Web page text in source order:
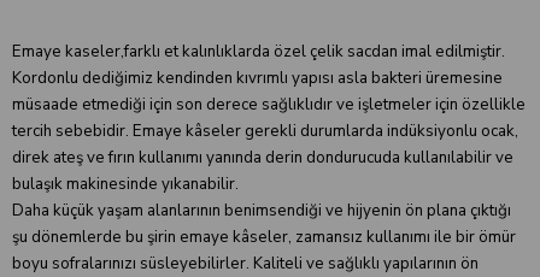
Emaye kaseler,farklı et kalınlıklarda özel çelik sacdan imal edilmiştir.
Kordonlu dediğimiz kendinden kıvrımlı yapısı asla bakteri üremesine
müsaade etmediği için son derece sağlıklıdır ve işletmeler için özellikle
tercih sebebidir. Emaye kâseler gerekli durumlarda indüksiyonlu ocak,
direk ateş ve fırın kullanımı yanında derin dondurucuda kullanılabilir ve
bulaşık makinesinde yıkanabilir.
Daha küçük yaşam alanlarının benimsendiği ve hijyenin ön plana çıktığı
şu dönemlerde bu şirin emaye kâseler, zamansız kullanımı ile bir ömür
boyu sofralarınızı süsleyebilirler. Kaliteli ve sağlıklı yapılarının ön